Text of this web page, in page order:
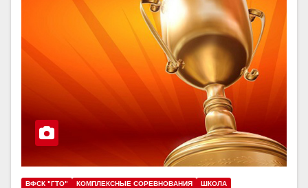
ВФСК "ГТО" КОМПЛЕКСНЫЕ СОРЕВНОВАНИЯ ШКОЛА